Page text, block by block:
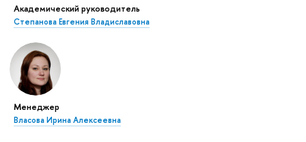
Академический руководитель
Степанова Евгения Владиславовна
Менеджер
Власова Ирина Алексеевна